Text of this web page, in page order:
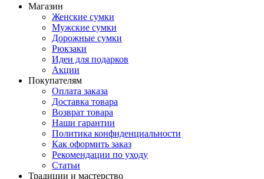
Магазин
Женские сумки
Мужские сумки
Дорожные сумки
Рюкзаки
Идеи для подарков
Акции
Покупателям
Оплата заказа
Доставка товара
Возврат товара
Наши гарантии
Политика конфиденциальности
Как оформить заказ
Рекомендации по уходу
Статьи
Традиции и мастерство